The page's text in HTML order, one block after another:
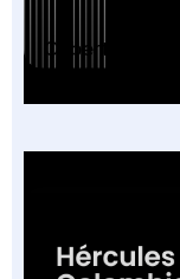
Cobertura